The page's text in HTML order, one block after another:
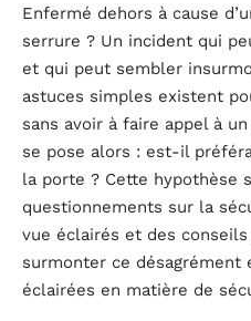
Enfermé dehors à cause
serrure ? Un incident qui
et qui peut sembler
astuces simples existent
sans avoir à faire appel à
se pose alors : est-il
la porte ? Cette hypothèse
questionnements sur la
vue éclairés et des
surmonter ce désagrément
éclairées en matière de